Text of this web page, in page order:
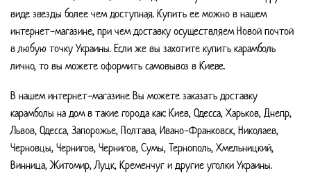
виде звезды более чем доступная. Купить ее можно в нашем
интернет-магазине, при чем доставку осуществляем Новой почтой
в любую точку Украины. Если же вы захотите купить карамболь
лично, то вы можете оформить самовывоз в Киеве.
В нашем интернет-магазине Вы можете заказать доставку
карамболы на дом в такие города как: Киев, Одесса, Харьков, Днепр,
Львов, Одесса, Запорожье, Полтава, Ивано-Франковск, Николаев,
Черновцы, Чернигов, Чернигов, Сумы, Тернополь, Хмельницкий,
Винница, Житомир, Луцк, Кременчуг и другие уголки Украины.